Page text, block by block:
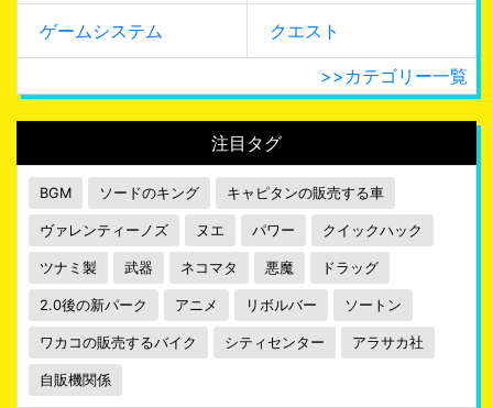
ゲームシステム クエスト
>>カテゴリー一覧
注目タグ
BGM ソードのキング キャピタンの販売する車
ヴァレンティーノズ ヌエ パワー クイックハック
ツナミ製 武器 ネコマタ 悪魔 ドラッグ
2.0後の新パーク アニメ リボルバー ソートン
ワカコの販売するバイク シティセンター アラサカ社
自販機関係